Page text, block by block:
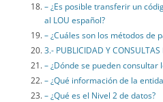
– ¿Es posible transferir un
al LOU español?
– ¿Cuáles son los métodos de
3.- PUBLICIDAD Y CONSULTAS
– ¿Dónde se pueden consultar
– ¿Qué información de la
– ¿Qué es el Nivel 2 de datos?